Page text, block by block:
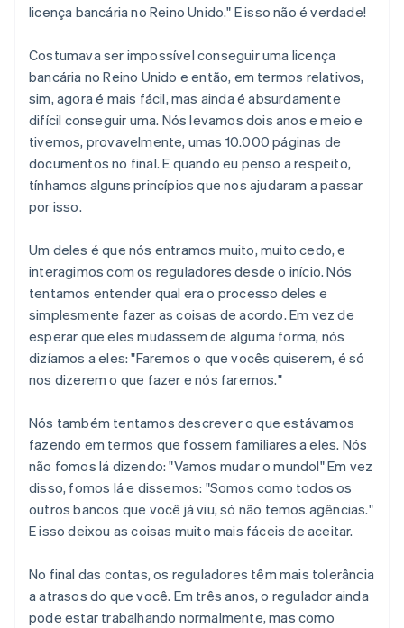
licença bancária no Reino Unido." E issonão é verdade!
Costumava ser impossível conseguir uma licença
bancária no Reino Unido e então, em termos relativos,
sim, agora é mais fácil, mas ainda é absurdamente
difícil conseguir uma. Nós levamos dois anos e meio e
tivemos, provavelmente, umas 10.000 páginas de
documentos no final. E quando eu penso a respeito,
tínhamos alguns princípios que nos ajudaram a passar
por isso.
Um deles é que nós entramos muito, muito cedo, e
interagimos com os reguladores desde o início. Nós
tentamos entender qual era o processo deles e
simplesmente fazer as coisas de acordo. Em vez de
esperar que eles mudassem de alguma forma, nós
dizíamos a eles: "Faremos o que vocês quiserem, é só
nos dizerem o que fazer e nós faremos."
Nós também tentamos descrever o que estávamos
fazendo em termos que fossem familiares a eles. Nós
não fomos lá dizendo: "Vamos mudar o mundo!" Em vez
disso, fomos lá e dissemos: "Somos como todos os
outros bancos que você já viu, só não temos agências."
E isso deixou as coisas muito mais fáceis de aceitar.
No final das contas, os reguladores têm mais tolerância
a atrasos do que você. Em três anos, o regulador ainda
pode estar trabalhando normalmente, mas como